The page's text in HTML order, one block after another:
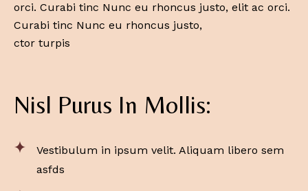
orci. Curabi tinc Nunc eu rhoncus justo, elit ac orci.
Curabi tinc Nunc eu rhoncus justo,
ctor turpis
Nisl Purus In Mollis:
Vestibulum in ipsum velit. Aliquam libero sem
asfds